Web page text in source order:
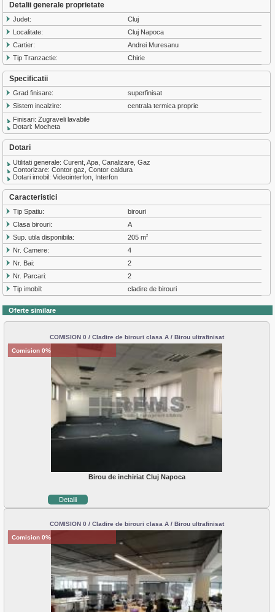
Detalii generale proprietate
Judet:
Cluj
Localitate:
Cluj Napoca
Cartier:
Andrei Muresanu
Tip Tranzactie:
Chirie
Specificatii
Grad finisare:
superfinisat
Sistem incalzire:
centrala termica proprie
Finisari: Zugraveli lavabile
Dotari: Mocheta
Dotari
Utilitati generale: Curent, Apa, Canalizare, Gaz
Contorizare: Contor gaz, Contor caldura
Dotari imobil: Videointerfon, Interfon
Caracteristici
Tip Spatiu:
birouri
Clasa birouri:
A
Sup. utila disponibila:
205 m2
Nr. Camere:
4
Nr. Bai:
2
Nr. Parcari:
2
Tip imobil:
cladire de birouri
Oferte similare
COMISION 0 / Cladire de birouri clasa A / Birou ultrafinisat
Comision 0%
Birou de inchiriat Cluj Napoca
Detalii
COMISION 0 / Cladire de birouri clasa A / Birou ultrafinisat
Comision 0%